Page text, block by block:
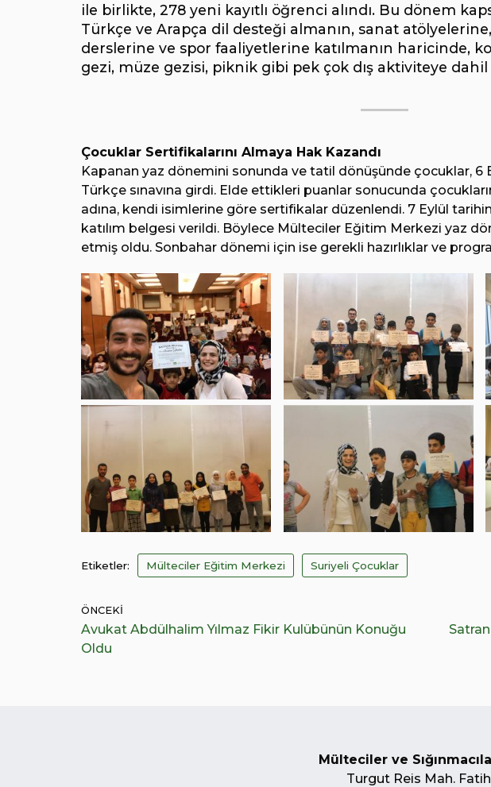
ile birlikte, 278 yeni kayıtlı öğrenci alındı. Bu dönem
Türkçe ve Arapça dil desteği almanın, sanat
derslerine ve spor faaliyetlerine katılmanın haricinde,
gezi, müze gezisi, piknik gibi pek çok dış aktiviteye
Çocuklar Sertifikalarını Almaya Hak Kazandı
Kapanan yaz dönemini sonunda ve tatil dönüşünde çocuklar, 6
Türkçe sınavına girdi. Elde ettikleri puanlar sonucunda
adına, kendi isimlerine göre sertifikalar düzenlendi. 7 Eylül
katılım belgesi verildi. Böylece Mülteciler Eğitim Merkezi yaz
etmiş oldu. Sonbahar dönemi için ise gerekli hazırlıklar ve
Etiketler: Mülteciler Eğitim Merkezi Suriyeli Çocuklar
ÖNCEKI
Avukat Abdülhalim Yılmaz Fikir Kulübünün Konuğu
Oldu
Mülteciler ve
Turgut Reis Mah.